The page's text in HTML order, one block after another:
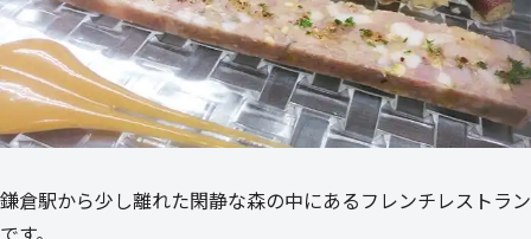
鎌倉駅から少し離れた閑静な森の中にあるフレンチレストラン
です。